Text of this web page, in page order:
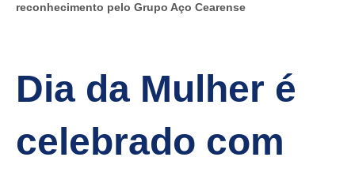
reconhecimento pelo Grupo Aço Cearense
Dia da Mulher é
celebrado com